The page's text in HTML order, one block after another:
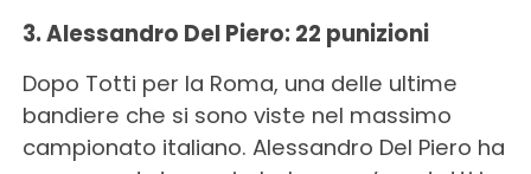
3. Alessandro Del Piero: 22 punizioni
Dopo Totti per la Roma, una delle ultime
bandiere che si sono viste nel massimo
campionato italiano. Alessandro Del Piero ha